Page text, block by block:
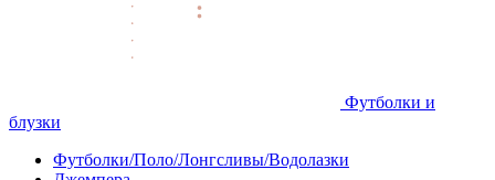
Футболки и
блузки
Футболки/Поло/Лонгсливы/Водолазки